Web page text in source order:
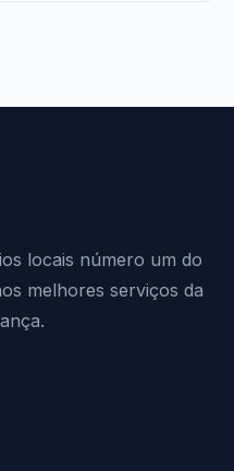
locais número um do
melhores serviços da